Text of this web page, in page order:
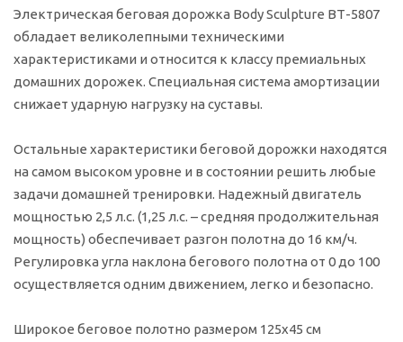
Электрическая беговая дорожка Body Sculpture ВТ-5807
обладает великолепными техническими
характеристиками и относится к классу премиальных
домашних дорожек. Специальная система амортизации
снижает ударную нагрузку на суставы.
Остальные характеристики беговой дорожки находятся
на самом высоком уровне и в состоянии решить любые
задачи домашней тренировки. Надежный двигатель
мощностью 2,5 л.с. (1,25 л.с. – средняя продолжительная
мощность) обеспечивает разгон полотна до 16 км/ч.
Регулировка угла наклона бегового полотна от 0 до 100
осуществляется одним движением, легко и безопасно.
Широкое беговое полотно размером 125х45 см